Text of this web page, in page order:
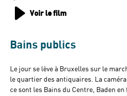
Voir le film
Bains publics
Le jour se lève à Bruxelles sur le
le quartier des antiquaires. La
ce sont les Bains du Centre, Baden